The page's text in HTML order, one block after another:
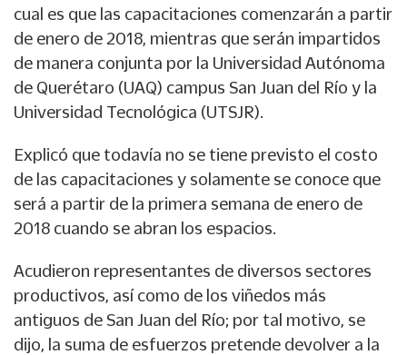
cual es que las capacitaciones comenzarán a partir
de enero de 2018, mientras que serán impartidos
de manera conjunta por la Universidad Autónoma
de Querétaro (UAQ) campus San Juan del Río y la
Universidad Tecnológica (UTSJR).
Explicó que todavía no se tiene previsto el costo
de las capacitaciones y solamente se conoce que
será a partir de la primera semana de enero de
2018 cuando se abran los espacios.
Acudieron representantes de diversos sectores
productivos, así como de los viñedos más
antiguos de San Juan del Río; por tal motivo, se
dijo, la suma de esfuerzos pretende devolver a la